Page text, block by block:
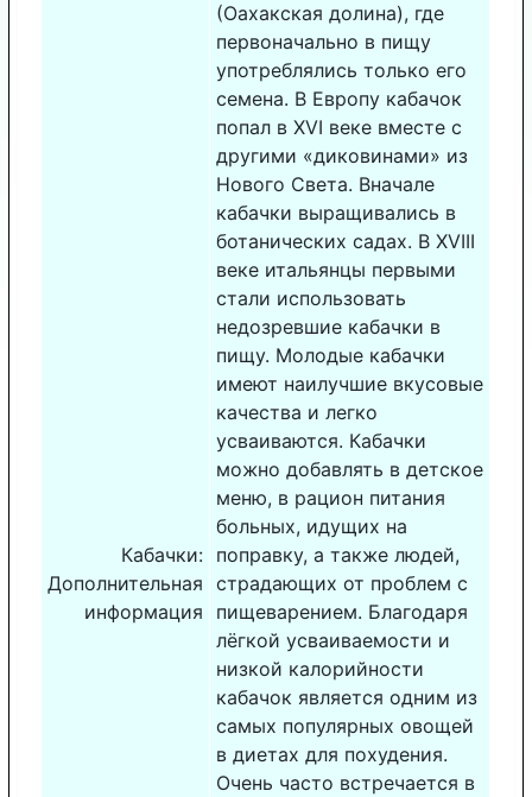
Кабачки:
Дополнительная
информация
(Оахакская долина), где
первоначально в пищу
употреблялись только его
семена. В Европу кабачок
попал в XVI веке вместе с
другими «диковинами» из
Нового Света. Вначале
кабачки выращивались в
ботанических садах. В XVIII
веке итальянцы первыми
стали использовать
недозревшие кабачки в
пищу. Молодые кабачки
имеют наилучшие вкусовые
качества и легко
усваиваются. Кабачки
можно добавлять в детское
меню, в рацион питания
больных, идущих на
поправку, а также людей,
страдающих от проблем с
пищеварением. Благодаря
лёгкой усваиваемости и
низкой калорийности
кабачок является одним из
самых популярных овощей
в диетах для похудения.
Очень часто встречается в